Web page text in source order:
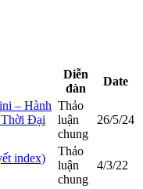
Diễn
đàn
Date
– Hành
Đại
Thảo
luận
chung
26/5/24
index)
Thảo
luận
chung
4/3/22